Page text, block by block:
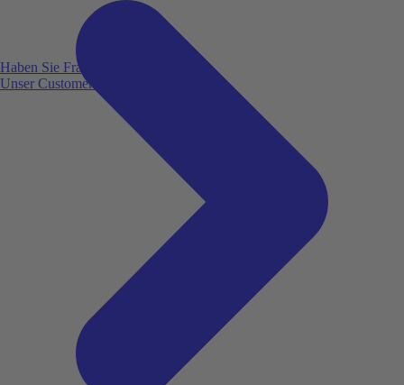
Haben Sie Fragen?
Unser Customer Service ist für Sie da!